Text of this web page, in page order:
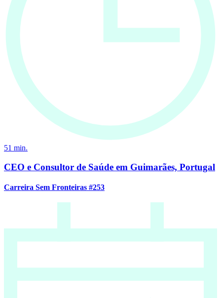
51 min.
CEO e Consultor de Saúde em Guimarães, Portugal
Carreira Sem Fronteiras #253